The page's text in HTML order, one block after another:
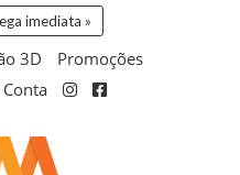
imediata »
3D
Promoções